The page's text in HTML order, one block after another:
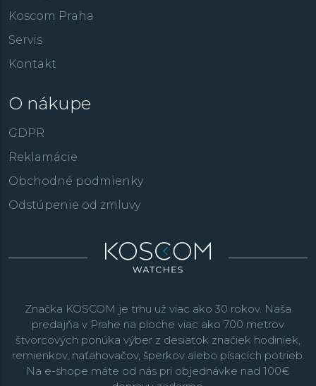
Koscom Praha
Servis
Kontakt
O nákupe
GDPR
Reklamácie
Obchodné podmienky
Odstúpenie od zmluvy
Značka KOSCOM je trhu už viac ako 30 rokov. Naša
predajňa v Prahe na ploche viac ako 700 metrov
štvorcových ponúka výber z desiatok značiek hodiniek,
remienkov, naťahovačov, šperkov alebo písacích potrieb.
Na e-shope máte od nás pri objednávke nad 100€